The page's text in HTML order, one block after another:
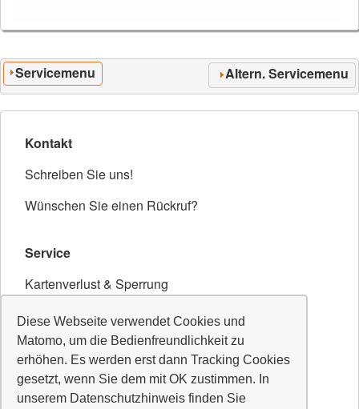
Diese Webseite verwendet Cookies und
Matomo, um die Bedienfreundlichkeit zu
erhöhen. Es werden erst dann Tracking Cookies
gesetzt, wenn Sie dem mit OK zustimmen. In
unserem Datenschutzhinweis finden Sie
Servicemenu Altern. Servicemenu
Kontakt
Schreiben Sie uns!
Wünschen Sie einen Rückruf?
Service
Kartenverlust & Sperrung
Sicherheits-Hinweise
Unsere Daten
BLZ: 701 691 86